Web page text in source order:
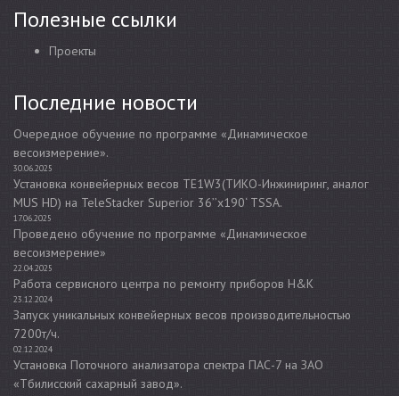
Полезные ссылки
Проекты
Последние новости
Очередное обучение по программе «Динамическое
весоизмерение».
30.06.2025
Установка конвейерных весов TE1W3(ТИКО-Инжиниринг, аналог
MUS HD) на TeleStacker Superior 36’’x190‘ TSSA.
17.06.2025
Проведено обучение по программе «Динамическое
весоизмерение»
22.04.2025
Работа сервисного центра по ремонту приборов H&K
23.12.2024
Запуск уникальных конвейерных весов производительностью
7200т/ч.
02.12.2024
Установка Поточного анализатора спектра ПАС-7 на ЗАО
«Тбилисский сахарный завод».